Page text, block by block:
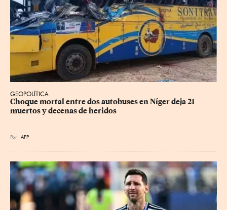
GEOPOLÍTICA
Choque mortal entre dos autobuses en Níger deja 21
muertos y decenas de heridos
Por AFP